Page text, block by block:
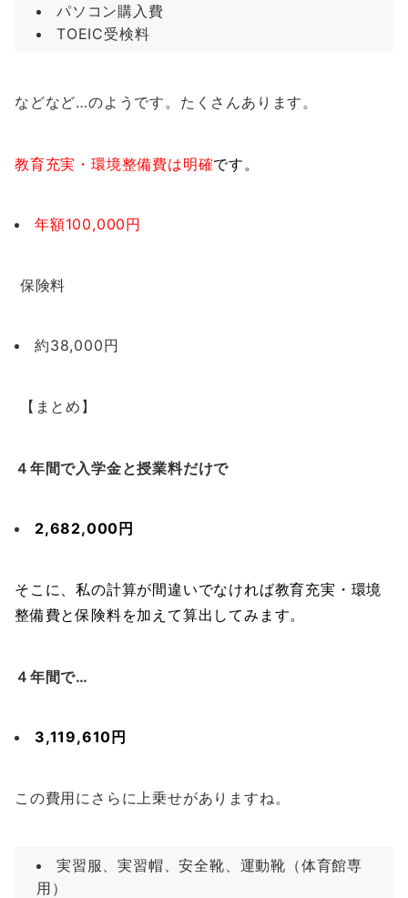
パソコン購入費
TOEIC受検料
などなど…のようです。たくさんあります。
教育充実・環境整備費は明確です。
年額100,000円
保険料
約38,000円
【まとめ】
４年間で入学金と授業料だけで
2,682,000円
そこに、私の計算が間違いでなければ教育充実・環境
整備費と保険料を加えて算出してみます。
４年間で…
3,119,610円
この費用にさらに上乗せがありますね。
実習服、実習帽、安全靴、運動靴（体育館専
用）